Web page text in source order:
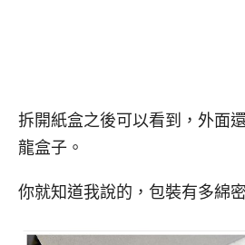
拆開紙盒之後可以看到，外面
龍盒子。
你就知道我說的，包裝有多綿